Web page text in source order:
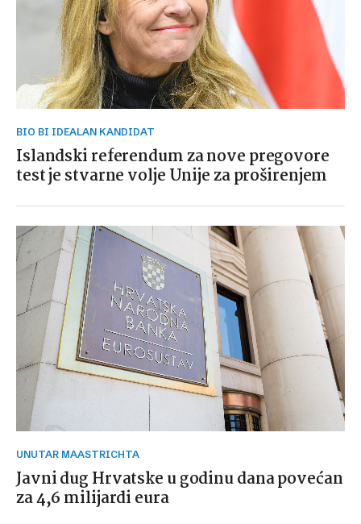
BIO BI IDEALAN KANDIDAT
Islandski referendum za nove pregovore
test je stvarne volje Unije za proširenjem
UNUTAR MAASTRICHTA
Javni dug Hrvatske u godinu dana povećan
za 4,6 milijardi eura